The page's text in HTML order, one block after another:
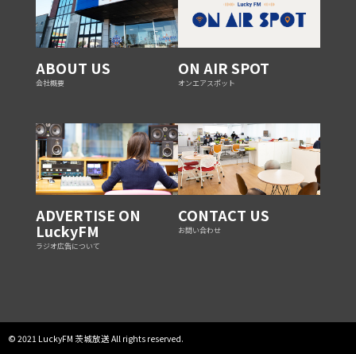
ABOUT US
会社概要
ON AIR SPOT
オンエアスポット
ADVERTISE ON
LuckyFM
ラジオ広告について
CONTACT US
お問い合わせ
© 2021 LuckyFM 茨城放送 All rights reserved.